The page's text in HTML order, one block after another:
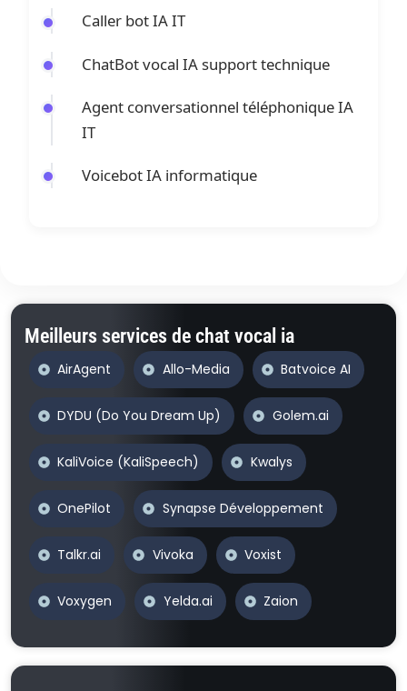
Caller bot IA IT
ChatBot vocal IA support technique
Agent conversationnel téléphonique IA
IT
Voicebot IA informatique
Meilleurs services de chat vocal ia
AirAgent Allo-Media Batvoice AI
DYDU (Do You Dream Up) Golem.ai
KaliVoice (KaliSpeech) Kwalys
OnePilot Synapse Développement
Talkr.ai Vivoka Voxist
Voxygen Yelda.ai Zaion